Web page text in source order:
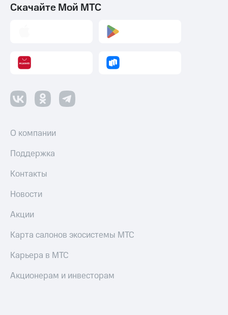
Скачайте Мой МТС
О компании
Поддержка
Контакты
Новости
Акции
Карта салонов экосистемы МТС
Карьера в МТС
Акционерам и инвесторам